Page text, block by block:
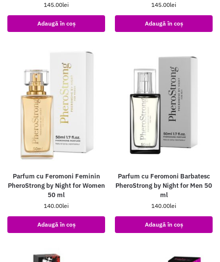
145.00lei
Adaugă în coș
145.00lei
Adaugă în coș
Parfum cu Feromoni Feminin
PheroStrong by Night for Women
50 ml
140.00lei
Adaugă în coș
Parfum cu Feromoni Barbatesc
PheroStrong by Night for Men 50
ml
140.00lei
Adaugă în coș